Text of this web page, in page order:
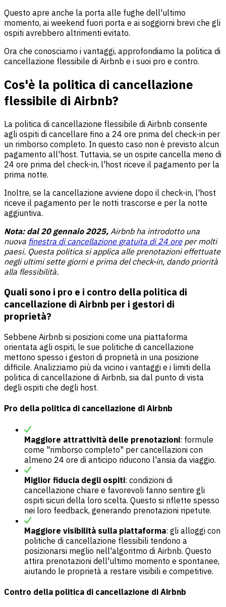
Questo apre anche la porta alle fughe dell'ultimo
momento, ai weekend fuori porta e ai soggiorni brevi che gli
ospiti avrebbero altrimenti evitato.
Ora che conosciamo i vantaggi, approfondiamo la politica di
cancellazione flessibile di Airbnb e i suoi pro e contro.
Cos'è la politica di cancellazione
flessibile di Airbnb?
La politica di cancellazione flessibile di Airbnb consente
agli ospiti di cancellare fino a 24 ore prima del check-in per
un rimborso completo. In questo caso non è previsto alcun
pagamento all'host. Tuttavia, se un ospite cancella meno di
24 ore prima del check-in, l'host riceve il pagamento per la
prima notte.
Inoltre, se la cancellazione avviene dopo il check-in, l'host
riceve il pagamento per le notti trascorse e per la notte
aggiuntiva.
Nota: dal 20 gennaio 2025, Airbnb ha introdotto una
nuova finestra di cancellazione gratuita di 24 oreper molti
paesi. Questa politica si applica alle prenotazioni effettuate
negli ultimi sette giorni e prima del check-in, dando priorità
alla flessibilità.
Quali sono i pro e i contro della politica di
cancellazione di Airbnb per i gestori di
proprietà?
Sebbene Airbnb si posizioni come una piattaforma
orientata agli ospiti, le sue politiche di cancellazione
mettono spesso i gestori di proprietà in una posizione
difficile. Analizziamo più da vicino i vantaggi e i limiti della
politica di cancellazione di Airbnb, sia dal punto di vista
degli ospiti che degli host.
Pro della politica di cancellazione di Airbnb
Maggiore attrattività delle prenotazioni: formule
come "rimborso completo" per cancellazioni con
almeno 24 ore di anticipo riducono l'ansia da viaggio.
Miglior fiducia degli ospiti: condizioni di
cancellazione chiare e favorevoli fanno sentire gli
ospiti sicuri della loro scelta. Questo si riflette spesso
nei loro feedback, generando prenotazioni ripetute.
Maggiore visibilità sulla piattaforma: gli alloggi con
politiche di cancellazione flessibili tendono a
posizionarsi meglio nell'algoritmo di Airbnb. Questo
attira prenotazioni dell'ultimo momento e spontanee,
aiutando le proprietà a restare visibili e competitive.
Contro della politica di cancellazione di Airbnb